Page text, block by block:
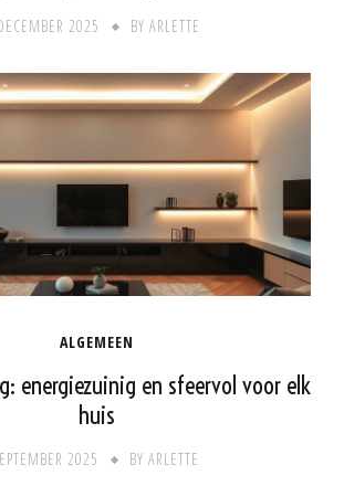
2025 BY ARLETTE
ALGEMEEN
energiezuinig en sfeervol voor elk
huis
2025 BY ARLETTE